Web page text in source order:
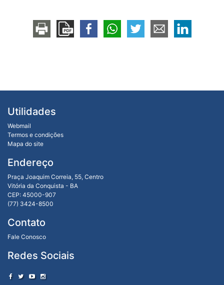
Utilidades
Webmail
Termos e condições
Mapa do site
Endereço
Praça Joaquim Correia, 55, Centro
Vitória da Conquista - BA
CEP: 45000-907
(77) 3424-8500
Contato
Fale Conosco
Redes Sociais